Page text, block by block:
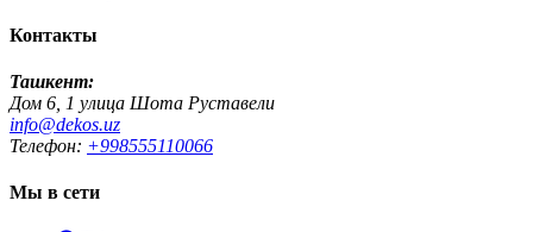
Контакты
Ташкент:
Дом 6, 1 улица Шота Руставели
info@dekos.uz
Телефон: +998555110066
Мы в сети